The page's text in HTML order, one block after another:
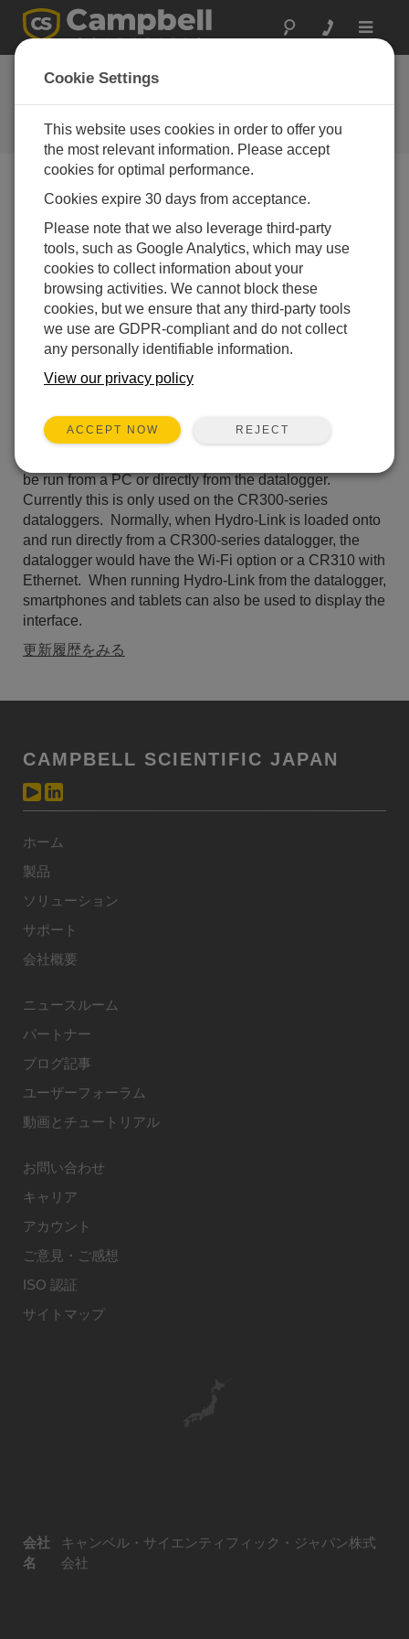
Toggle
Hydro-Link
(Windows Install)
Get the latest download
ダウンロードメニュー
ダウンロードにすぐにアクセスしたいです
か?
ログインまたは登録
バージョン：2.02.16
ファイルサイズ：73.2 MB
更新日：14-06-2022
リストに加える
be run from a PC or directly from the datalogger.
Currently this is only used on the CR300-series
dataloggers. Normally, when Hydro-Link is loaded onto
and run directly from a CR300-series datalogger, the
datalogger would have the Wi-Fi option or a CR310 with
Ethernet. When running Hydro-Link from the datalogger,
smartphones and tablets can also be used to display the
interface.
更新履歴をみる
CAMPBELL SCIENTIFIC JAPAN
ホーム
製品
ソリューション
サポート
会社概要
ニュースルーム
パートナー
ブログ記事
ユーザーフォーラム
動画とチュートリアル
お問い合わせ
キャリア
アカウント
ご意見・ご感想
ISO 認証
サイトマップ
会社
名
キャンベル・サイエンティフィック・ジャパン株式
会社
Cookie Settings
This website uses cookies in order to offer you
the most relevant information. Please accept
cookies for optimal performance.
Cookies expire 30 days from acceptance.
Please note that we also leverage third-party
tools, such as Google Analytics, which may use
cookies to collect information about your
browsing activities. We cannot block these
cookies, but we ensure that any third-party tools
we use are GDPR-compliant and do not collect
any personally identifiable information.
View our privacy policy
ACCEPT NOW REJECT